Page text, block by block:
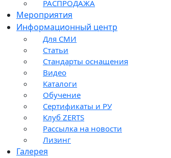
РАСПРОДАЖА
Мероприятия
Информационный центр
Для СМИ
Статьи
Стандарты оснащения
Видео
Каталоги
Обучение
Сертификаты и РУ
Клуб ZERTS
Рассылка на новости
Лизинг
Галерея